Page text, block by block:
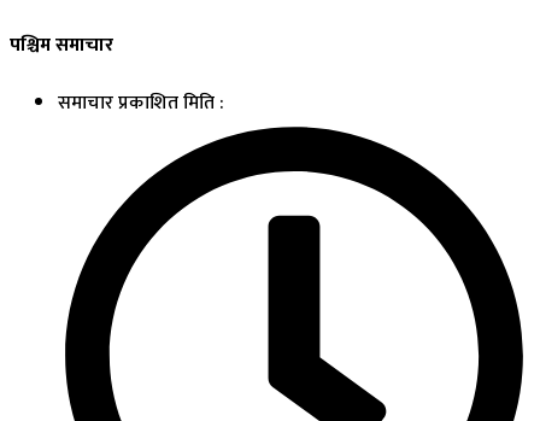
पश्चिम समाचार
समाचार प्रकाशित मिति :